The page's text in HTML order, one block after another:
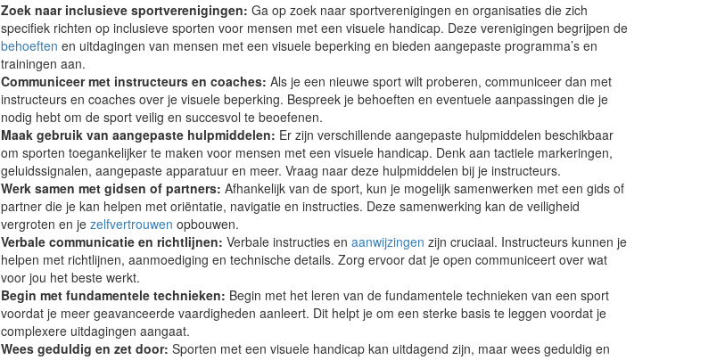
Zoek naar inclusieve sportverenigingen: Ga op zoek naar sportverenigingen en organisaties die zich
specifiek richten op inclusieve sporten voor mensen met een visuele handicap. Deze verenigingen begrijpen de
behoeften en uitdagingen van mensen met een visuele beperking en bieden aangepaste programma’s en
trainingen aan.
Communiceer met instructeurs en coaches: Als je een nieuwe sport wilt proberen, communiceer dan met
instructeurs en coaches over je visuele beperking. Bespreek je behoeften en eventuele aanpassingen die je
nodig hebt om de sport veilig en succesvol te beoefenen.
Maak gebruik van aangepaste hulpmiddelen: Er zijn verschillende aangepaste hulpmiddelen beschikbaar
om sporten toegankelijker te maken voor mensen met een visuele handicap. Denk aan tactiele markeringen,
geluidssignalen, aangepaste apparatuur en meer. Vraag naar deze hulpmiddelen bij je instructeurs.
Werk samen met gidsen of partners: Afhankelijk van de sport, kun je mogelijk samenwerken met een gids of
partner die je kan helpen met oriëntatie, navigatie en instructies. Deze samenwerking kan de veiligheid
vergroten en je zelfvertrouwen opbouwen.
Verbale communicatie en richtlijnen: Verbale instructies en aanwijzingen zijn cruciaal. Instructeurs kunnen je
helpen met richtlijnen, aanmoediging en technische details. Zorg ervoor dat je open communiceert over wat
voor jou het beste werkt.
Begin met fundamentele technieken: Begin met het leren van de fundamentele technieken van een sport
voordat je meer geavanceerde vaardigheden aanleert. Dit helpt je om een sterke basis te leggen voordat je
complexere uitdagingen aangaat.
Wees geduldig en zet door: Sporten met een visuele handicap kan uitdagend zijn, maar wees geduldig en